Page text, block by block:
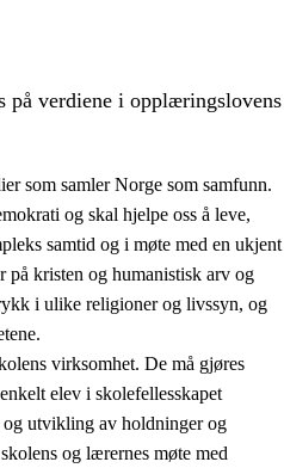
bevissthet
og utforskertrang
på verdiene i opplæringslovens
som samler Norge som samfunn.
og skal hjelpe oss å leve,
samtid og i møte med en ukjent
på kristen og humanistisk arv og
i ulike religioner og livssyn, og
virksomhet. De må gjøres
elev i skolefellesskapet
utvikling av holdninger og
og lærernes møte med